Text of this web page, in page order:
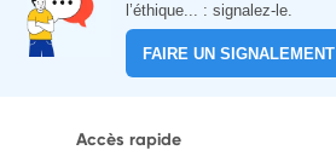
l’éthique... : signalez-le.
FAIRE UN SIGNALEMENT
Accès rapide